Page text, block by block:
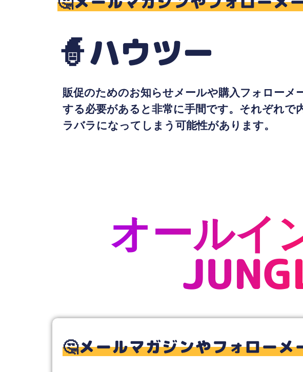
🧙ハウツー
販促のためのお知らせメールや購入フォロー
する必要があると非常に手間です。それぞれ
ラバラになってしまう可能性があります。
オールイ
🤔メールマガジンやフォロー